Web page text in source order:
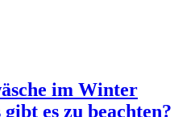
im Winter
es zu beachten?